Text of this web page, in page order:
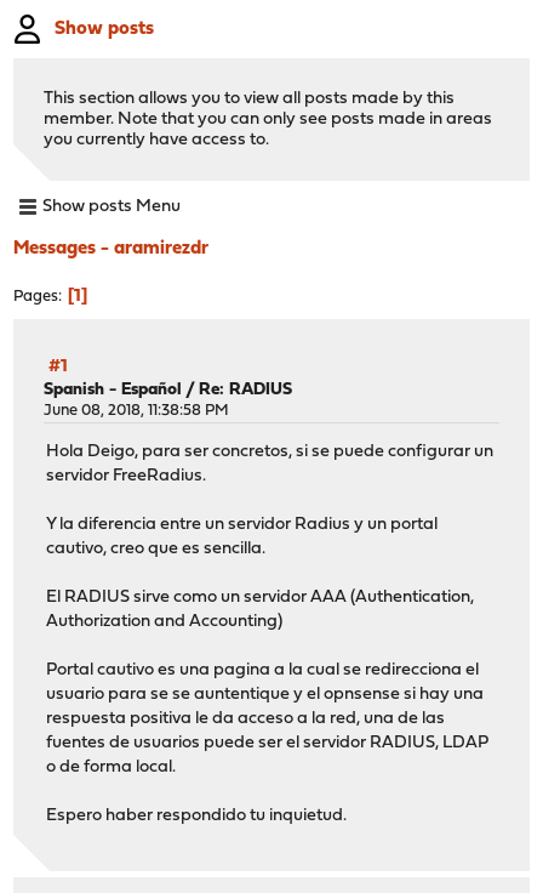
Show posts
This section allows you to view all posts made by this
member. Note that you can only see posts made in areas
you currently have access to.
Show posts Menu
Messages - aramirezdr
Pages 1
#1
Spanish - Español / Re: RADIUS
June 08, 2018, 11:38:58 PM
Hola Deigo, para ser concretos, si se puede configurar un
servidor FreeRadius.
Y la diferencia entre un servidor Radius y un portal
cautivo, creo que es sencilla.
El RADIUS sirve como un servidor AAA (Authentication,
Authorization and Accounting)
Portal cautivo es una pagina a la cual se redirecciona el
usuario para se se auntentique y el opnsense si hay una
respuesta positiva le da acceso a la red, una de las
fuentes de usuarios puede ser el servidor RADIUS, LDAP
o de forma local.
Espero haber respondido tu inquietud.